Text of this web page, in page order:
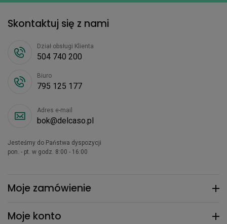
Moje zamówienie
Moje konto
Skontaktuj się z nami
Dział obsługi Klienta
504 740 200
Biuro
795 125 177
Adres e-mail
bok@delcaso.pl
Jesteśmy do Państwa dyspozycji
pon. - pt. w godz. 8:00 - 16:00